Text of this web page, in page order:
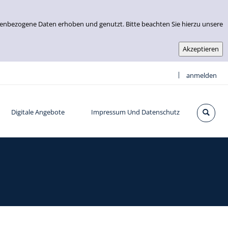
Daten erhoben und genutzt. Bitte beachten Sie hierzu unsere
| anmelden
Digitale Angebote Impressum Und Datenschutz